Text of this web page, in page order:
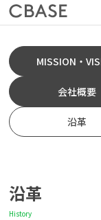
サービス
活用シーン
HRコラム
MISSION・
会社概要
沿革
沿革
History